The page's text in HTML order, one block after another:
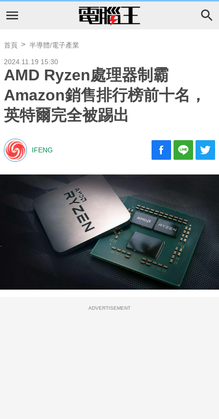
首頁 半導體/電子產業
2024.11.19 15:30
AMD Ryzen處理器制霸
Amazon銷售排行榜前十名，
英特爾完全被踢出
IFENG
ADVERTISEMENT